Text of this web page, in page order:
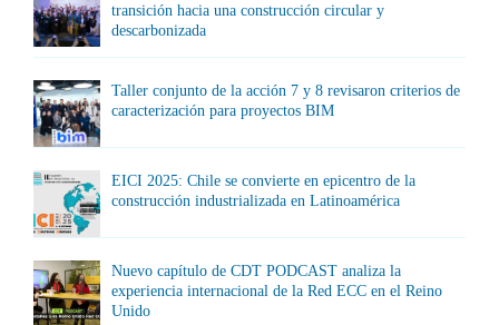
transición hacia una construcción circular y
descarbonizada
Taller conjunto de la acción 7 y 8 revisaron criterios de
caracterización para proyectos BIM
EICI 2025: Chile se convierte en epicentro de la
construcción industrializada en Latinoamérica
Nuevo capítulo de CDT PODCAST analiza la
experiencia internacional de la Red ECC en el Reino
Unido